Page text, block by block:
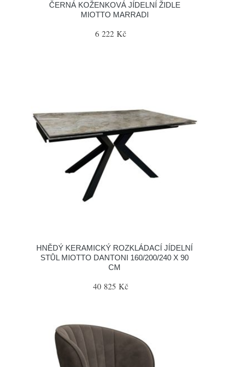
ČERNÁ KOŽENKOVÁ JÍDELNÍ ŽIDLE
MIOTTO MARRADI
6 222 Kč
HNĚDÝ KERAMICKÝ ROZKLÁDACÍ JÍDELNÍ
STŮL MIOTTO DANTONI 160/200/240 X 90
CM
40 825 Kč